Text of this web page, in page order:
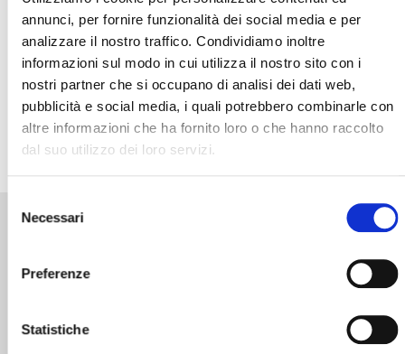
annunci, per fornire funzionalità dei social media e per
analizzare il nostro traffico. Condividiamo inoltre
informazioni sul modo in cui utilizza il nostro sito con i
nostri partner che si occupano di analisi dei dati web,
pubblicità e social media, i quali potrebbero combinarle con
altre informazioni che ha fornito loro o che hanno raccolto
dal suo utilizzo dei loro servizi.
delNecessari
Preferenze
Statistiche